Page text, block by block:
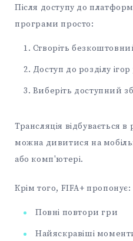
Після доступу до
програми просто:
Створіть
Доступ до розділу
Виберіть доступний
Трансляція відбувається в
можна дивитися на
або комп'ютері.
Крім того, FIFA+ пропонує:
Повні повтори гри
Найяскравіші